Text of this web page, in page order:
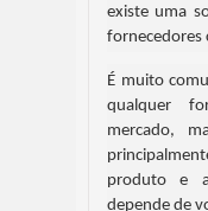
existe uma
fornecedores
É muito
qualquer
mercado,
produto e
depende de